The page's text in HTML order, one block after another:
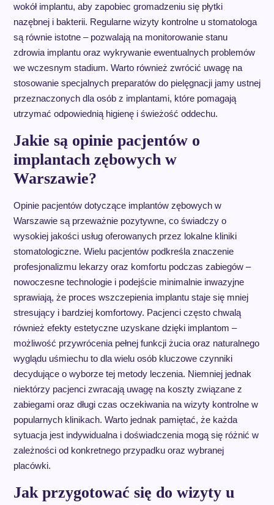
wokół implantu, aby zapobiec gromadzeniu się płytki
nazębnej i bakterii. Regularne wizyty kontrolne u stomatologa
są równie istotne – pozwalają na monitorowanie stanu
zdrowia implantu oraz wykrywanie ewentualnych problemów
we wczesnym stadium. Warto również zwrócić uwagę na
stosowanie specjalnych preparatów do pielęgnacji jamy ustnej
przeznaczonych dla osób z implantami, które pomagają
utrzymać odpowiednią higienę i świeżość oddechu.
Jakie są opinie pacjentów o
implantach zębowych w
Warszawie?
Opinie pacjentów dotyczące implantów zębowych w
Warszawie są przeważnie pozytywne, co świadczy o
wysokiej jakości usług oferowanych przez lokalne kliniki
stomatologiczne. Wielu pacjentów podkreśla znaczenie
profesjonalizmu lekarzy oraz komfortu podczas zabiegów –
nowoczesne technologie i podejście minimalnie inwazyjne
sprawiają, że proces wszczepienia implantu staje się mniej
stresujący i bardziej komfortowy. Pacjenci często chwalą
również efekty estetyczne uzyskane dzięki implantom –
możliwość przywrócenia pełnej funkcji żucia oraz naturalnego
wyglądu uśmiechu to dla wielu osób kluczowe czynniki
decydujące o wyborze tej metody leczenia. Niemniej jednak
niektórzy pacjenci zwracają uwagę na koszty związane z
zabiegami oraz długi czas oczekiwania na wizyty kontrolne w
popularnych klinikach. Warto jednak pamiętać, że każda
sytuacja jest indywidualna i doświadczenia mogą się różnić w
zależności od konkretnego przypadku oraz wybranej
placówki.
Jak przygotować się do wizyty u